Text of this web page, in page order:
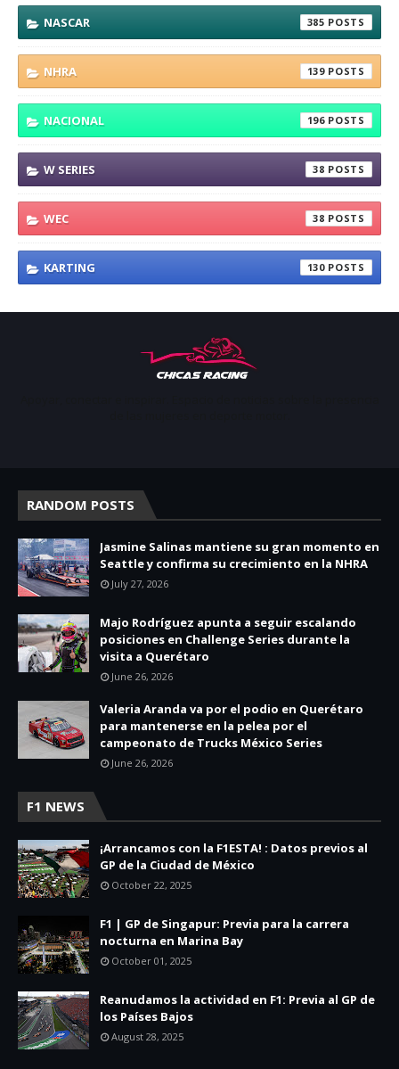
NASCAR 385
NHRA 139
NACIONAL 196
W SERIES 38
WEC 38
KARTING 130
RANDOM POSTS
Jasmine Salinas mantiene su gran momento en
Seattle y confirma su crecimiento en la NHRA
July 27, 2026
Majo Rodríguez apunta a seguir escalando
posiciones en Challenge Series durante la
visita a Querétaro
June 26, 2026
Valeria Aranda va por el podio en Querétaro
para mantenerse en la pelea por el
campeonato de Trucks México Series
June 26, 2026
F1 NEWS
¡Arrancamos con la F1ESTA! : Datos previos al
GP de la Ciudad de México
October 22, 2025
F1 | GP de Singapur: Previa para la carrera
nocturna en Marina Bay
October 01, 2025
Reanudamos la actividad en F1: Previa al GP de
los Países Bajos
August 28, 2025